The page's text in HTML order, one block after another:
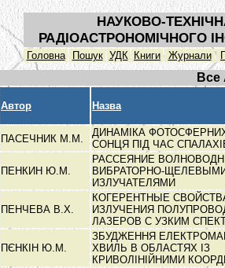
НАУКОВО-
РАДІОАСТРОНОМІЧНОГО
Головна Пошук УДК Книги Журнали
Все
Автор Назва
ПАСЕЧНИК М.М.
ДИНАМІКА
СОНЦЯ ПІД ЧАС
ПЕНКИН Ю.М.
РАССЕЯНИЕ
ВИБРАТОРНО-
ИЗЛУЧАТЕЛЯМИ
ПЕНЧЕВА В.Х.
КОГЕРЕНТНЫЕ
ИЗЛУЧЕНИЯ
ЛАЗЕРОВ С УЗКИМ
ПЄНКІН Ю.М.
ЗБУДЖЕННЯ
ХВИЛЬ В ОБЛАСТЯХ ІЗ
КРИВОЛІНІЙНИМИ